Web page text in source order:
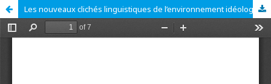
Les nouveaux clichés linguistiques de l’environnement idéologique post totalitaire